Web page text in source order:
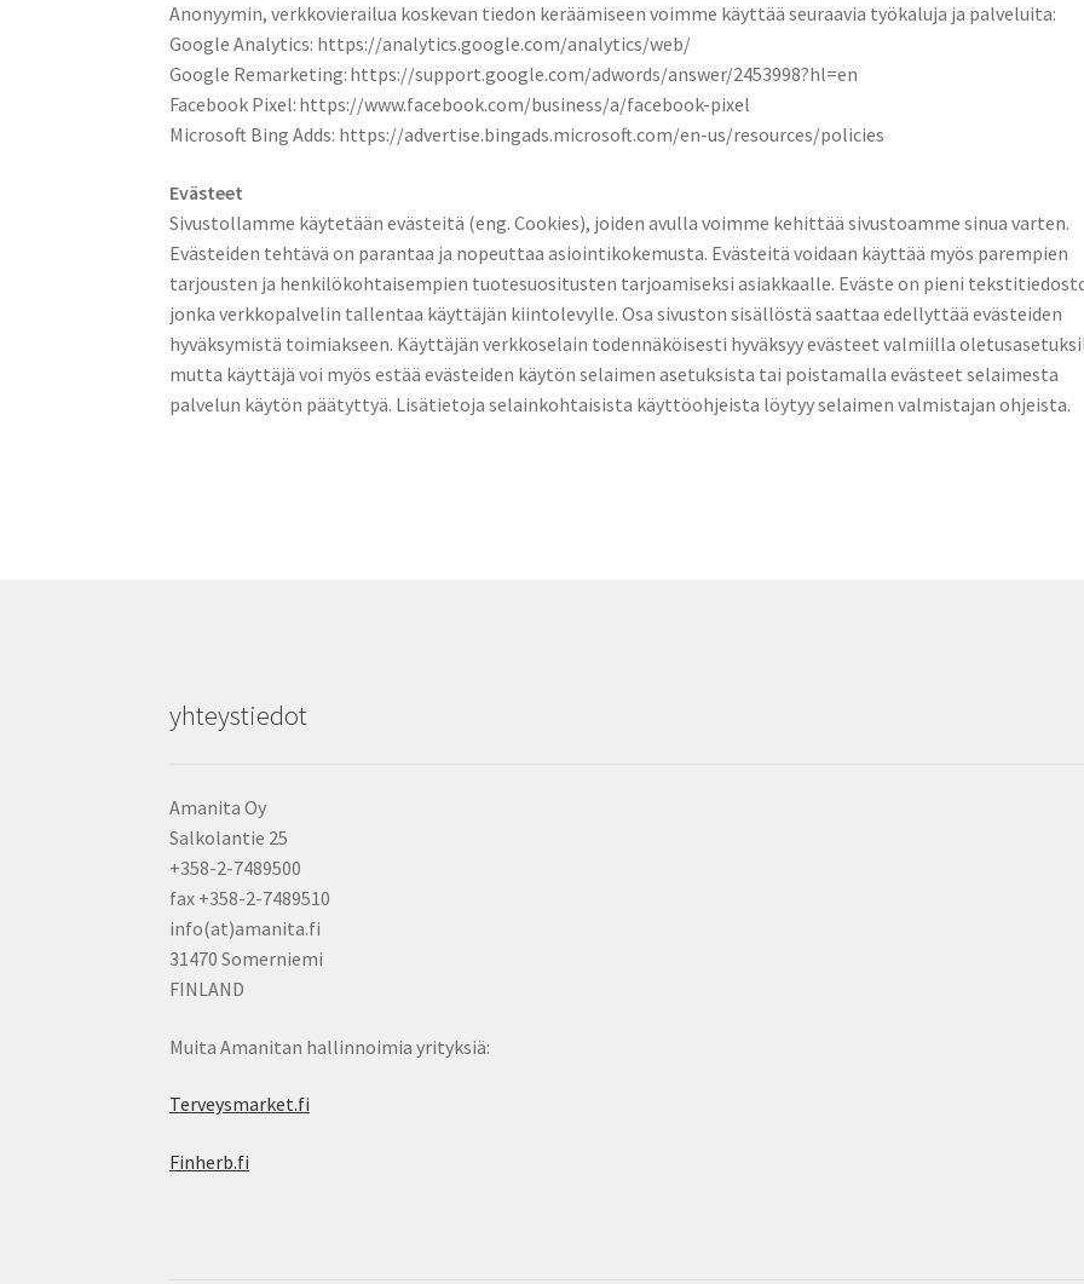
Anonyymin, verkkovierailua koskevan tiedon keräämiseen voimme käyttää seuraavia työkaluja ja palveluita:
Google Analytics: https://analytics.google.com/analytics/web/
Google Remarketing: https://support.google.com/adwords/answer/2453998?hl=en
Facebook Pixel: https://www.facebook.com/business/a/facebook-pixel
Microsoft Bing Adds: https://advertise.bingads.microsoft.com/en-us/resources/policies
Evästeet
Sivustollamme käytetään evästeitä (eng. Cookies), joiden avulla voimme kehittää sivustoamme sinua varten.
Evästeiden tehtävä on parantaa ja nopeuttaa asiointikokemusta. Evästeitä voidaan käyttää myös parempien
tarjousten ja henkilökohtaisempien tuotesuositusten tarjoamiseksi asiakkaalle. Eväste on pieni
jonka verkkopalvelin tallentaa käyttäjän kiintolevylle. Osa sivuston sisällöstä saattaa edellyttää evästeiden
hyväksymistä toimiakseen. Käyttäjän verkkoselain todennäköisesti hyväksyy evästeet valmiilla
mutta käyttäjä voi myös estää evästeiden käytön selaimen asetuksista tai poistamalla evästeet selaimesta
palvelun käytön päätyttyä. Lisätietoja selainkohtaisista käyttöohjeista löytyy selaimen valmistajan ohjeista.
yhteystiedot
Amanita Oy
Salkolantie 25
+358-2-7489500
fax +358-2-7489510
info(at)amanita.fi
31470 Somerniemi
FINLAND
Muita Amanitan hallinnoimia yrityksiä:
Terveysmarket.fi
Finherb.fi